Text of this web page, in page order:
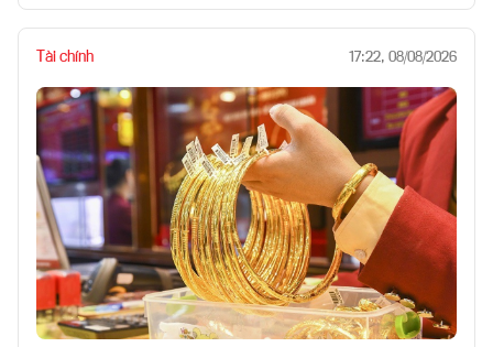
Tài chính 17:22, 08/08/2026